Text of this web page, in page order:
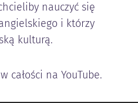
nauczyć się
i którzy
kulturą.
całości na YouTube.